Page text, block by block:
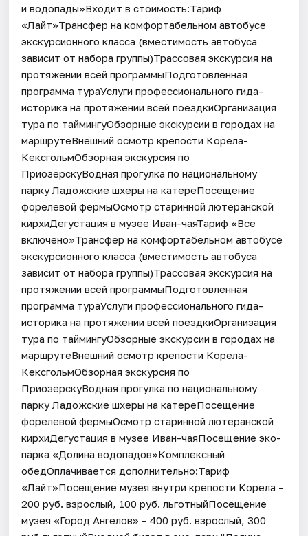
и водопады»Входит в стоимость:Тариф
«Лайт»Трансфер на комфортабельном автобусе
экскурсионного класса (вместимость автобуса
зависит от набора группы)Трассовая экскурсия на
протяжении всей программыПодготовленная
программа тураУслуги профессионального гида-
историка на протяжении всей поездкиОрганизация
тура по таймингуОбзорные экскурсии в городах на
маршрутеВнешний осмотр крепости Корела-
КексгольмОбзорная экскурсия по
ПриозерскуВодная прогулка по национальному
парку Ладожские шхеры на катереПосещение
форелевой фермыОсмотр старинной лютеранской
кирхиДегустация в музее Иван-чаяТариф «Все
включено»Трансфер на комфортабельном автобусе
экскурсионного класса (вместимость автобуса
зависит от набора группы)Трассовая экскурсия на
протяжении всей программыПодготовленная
программа тураУслуги профессионального гида-
историка на протяжении всей поездкиОрганизация
тура по таймингуОбзорные экскурсии в городах на
маршрутеВнешний осмотр крепости Корела-
КексгольмОбзорная экскурсия по
ПриозерскуВодная прогулка по национальному
парку Ладожские шхеры на катереПосещение
форелевой фермыОсмотр старинной лютеранской
кирхиДегустация в музее Иван-чаяПосещение эко-
парка «Долина водопадов»Комплексный
обедОплачивается дополнительно:Тариф
«Лайт»Посещение музея внутри крепости Корела -
200 руб. взрослый, 100 руб. льготныйПосещение
музея «Город Ангелов» - 400 руб. взрослый, 300